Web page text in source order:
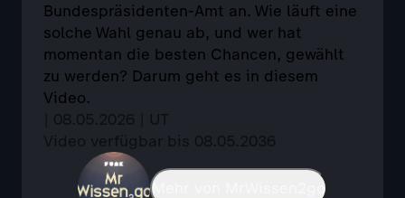
Bundespräsidenten-Amt an. Wie läuft eine
solche Wahl genau ab, und wer hat
momentan die besten Chancen, gewählt
zu werden? Darum geht es in diesem
Video.
| 08.05.2026 | UT
Video verfügbar bis 08.05.2036
Mehr von MrWissen2go